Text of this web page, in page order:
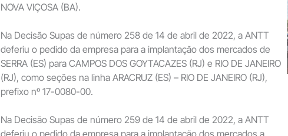
NOVA VIÇOSA (BA).
Na Decisão Supas de número 258 de 14 de abril de 2022, a ANTT
deferiu o pedido da empresa para a implantação dos mercados de
SERRA (ES) para CAMPOS DOS GOYTACAZES (RJ) e RIO DE JANEIRO
(RJ), como seções na linha ARACRUZ (ES) – RIO DE JANEIRO (RJ),
prefixo nº 17-0080-00.
Na Decisão Supas de número 259 de 14 de abril de 2022, a ANTT
deferiu o pedido da empresa para a implantação dos mercados a